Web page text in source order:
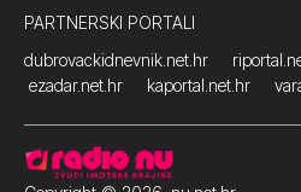
PARTNERSKI PORTALI
dubrovackidnevnik.net.hr
ezadar.net.hr
kaportal.net.hr